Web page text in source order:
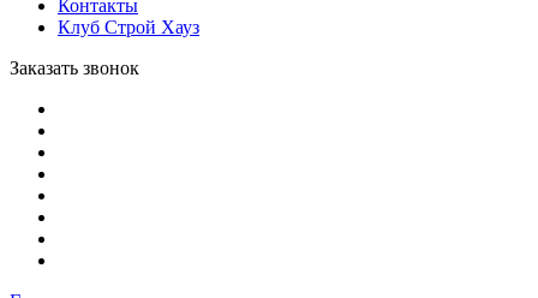
Контакты
Клуб Строй Хауз
Заказать звонок